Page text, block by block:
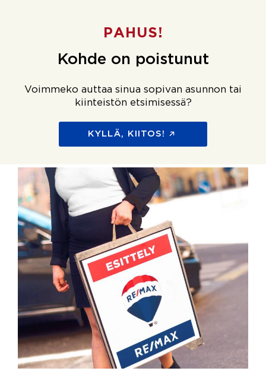
PAHUS!
Kohde on poistunut
Voimmeko auttaa sinua sopivan asunnon tai
kiinteistön etsimisessä?
KYLLÄ, KIITOS!